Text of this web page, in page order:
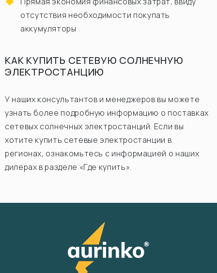
отсутствия необходимости покупать
аккумуляторы
КАК КУПИТЬ СЕТЕВУЮ СОЛНЕЧНУЮ
ЭЛЕКТРОСТАНЦИЮ
У наших консультантов и менеджеров вы можете
узнать более подробную информацию о поставках
сетевых солнечных электростанций. Если вы
хотите купить сетевые электростанции в
регионах, ознакомьтесь с информацией о наших
дилерах в разделе «Где купить».